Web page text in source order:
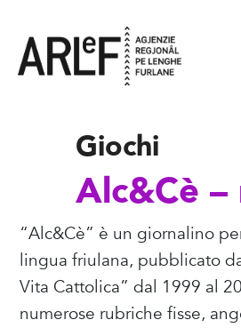
Giochi
Alc&Cè –
“Alc&Cè” è un giornalino
lingua friulana, pubblicato
Vita Cattolica” dal 1999 al
numerose rubriche fisse,